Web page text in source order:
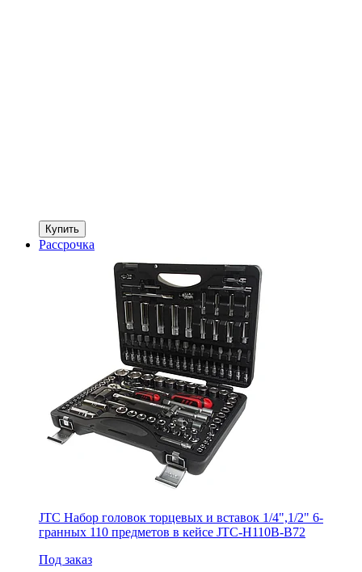
Купить
Рассрочка
JTC Набор головок торцевых и вставок 1/4",1/2" 6-
гранных 110 предметов в кейсе JTC-H110B-B72
Под заказ